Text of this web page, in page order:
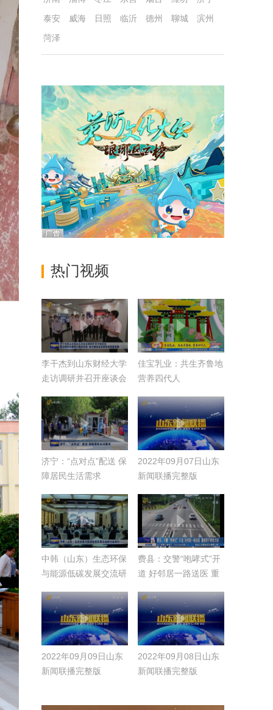
泰安
威海 日照 临沂 德州 聊城
滨州
菏泽
热门视频
李干杰到山东财经大学
走访调研并召开座谈会
任务 奋力推动全省教
育高质量发展
佳宝乳业：共生齐鲁地
营养四代人
济宁：“点对点”配送 保
障居民生活需求
2022年09月07日山东
新闻联播完整版
中韩（山东）生态环保
与能源低碳发展交流研
费县：交警“咆哮式”开
道 好邻居一路送医 重
2022年09月09日山东
新闻联播完整版
2022年09月08日山东
新闻联播完整版